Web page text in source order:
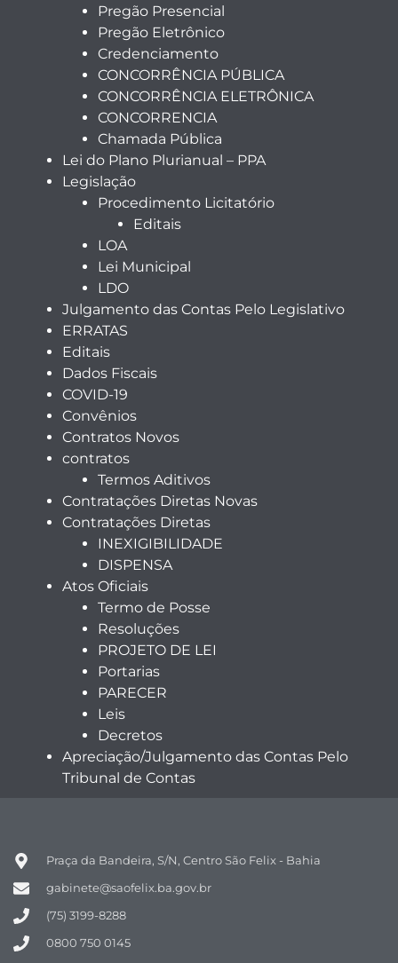
Pregão Presencial
Pregão Eletrônico
Credenciamento
CONCORRÊNCIA PÚBLICA
CONCORRÊNCIA ELETRÔNICA
CONCORRENCIA
Chamada Pública
Lei do Plano Plurianual – PPA
Legislação
Procedimento Licitatório
Editais
LOA
Lei Municipal
LDO
Julgamento das Contas Pelo Legislativo
ERRATAS
Editais
Dados Fiscais
COVID-19
Convênios
Contratos Novos
contratos
Termos Aditivos
Contratações Diretas Novas
Contratações Diretas
INEXIGIBILIDADE
DISPENSA
Atos Oficiais
Termo de Posse
Resoluções
PROJETO DE LEI
Portarias
PARECER
Leis
Decretos
Apreciação/Julgamento das Contas Pelo
Tribunal de Contas
Praça da Bandeira, S/N, Centro São Felix - Bahia
gabinete@saofelix.ba.gov.br
(75) 3199-8288
0800 750 0145